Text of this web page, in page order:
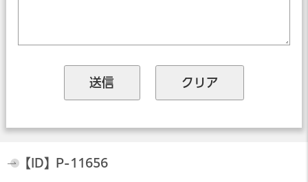
【ID】 P-11656